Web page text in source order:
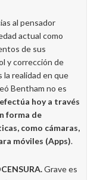
al pensador
actual como
de sus
y corrección de
la realidad en que
Bentham no es
hoy a través
forma de
como cámaras,
móviles (Apps).
Grave es